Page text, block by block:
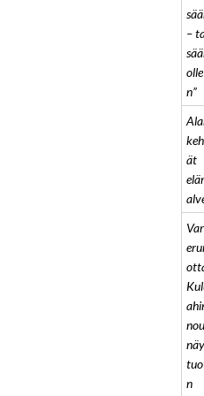
–
n”
ät
näy
n